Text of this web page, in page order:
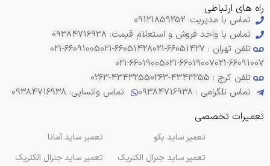
راه های ارتباطی
تماس با مدیریت: 09121859252
تماس با واحد فروش و استعلام قیمت: 09384716938
تلفن تهران : 66051427-021
021-66051428
021-66091005
021-66091007
021-66019007
021-66019005
تلفن کرج : 4343255-0263
0263-4343255
تماس تلگرامی : 09384716938
تماس واتساپی: 09384716938
تعمیرات تخصصی
تعمیر ساید آمانا
تعمیر ساید جنرال الکتریک
تعمیر ساید بکو
تعمیر ساید جنرال الکتریک